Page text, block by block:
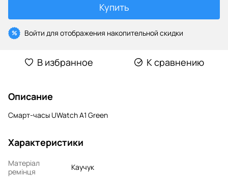
Купить
% Войти для отображения накопительной скидки
В избранное К сравнению
Описание
Смарт-часы UWatch A1 Green
Характеристики
Матеріал
ремінця
Каучук